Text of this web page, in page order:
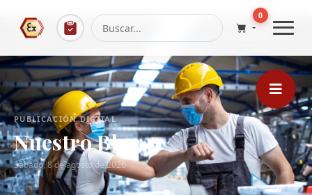
0
PUBLICACIÓN DIGITAL
Nuestro Blog
Sábado, 8 de agosto de 2026